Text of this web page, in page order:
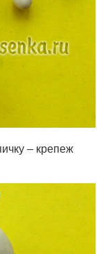
– крепеж